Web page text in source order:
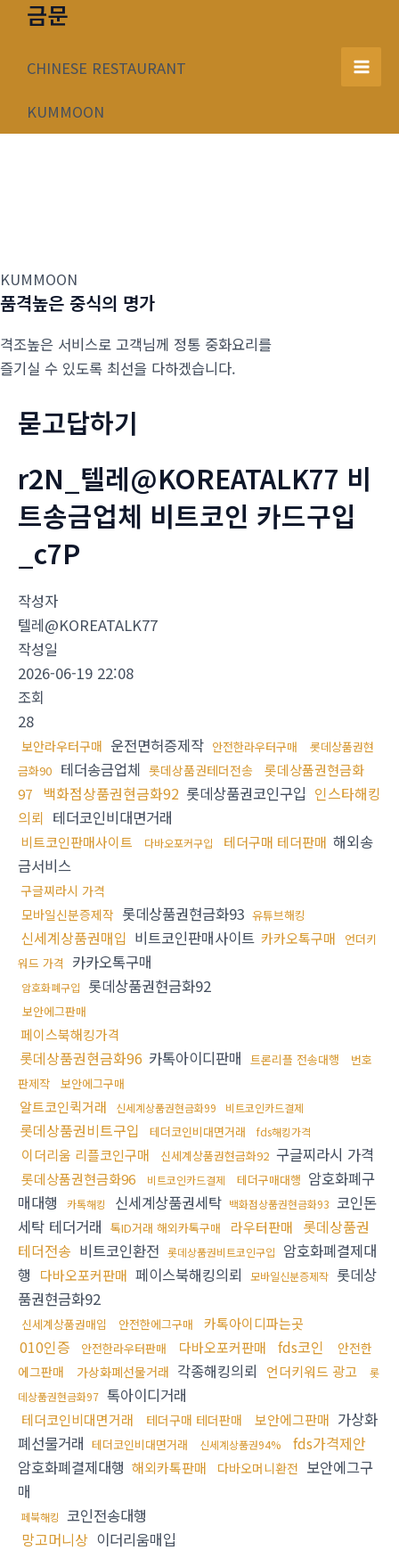
너
금문
CHINESE RESTAURANT
KUMMOON
Main
KUMMOON
품격높은 중식의 명가
격조높은 서비스로 고객님께 정통 중화요리를
즐기실 수 있도록 최선을 다하겠습니다.
묻고답하기
r2N_텔레@KOREATALK77 비
트송금업체 비트코인 카드구입
_c7P
작성자
텔레@KOREATALK77
작성일
2026-06-19 22:08
조회
28
보안라우터구매 운전면허증제작 안전한라우터구매
롯데상품권현
금화90 테더송금업체 롯데상품권테더전송
롯데상품권현금화
97
백화점상품권현금화92 롯데상품권코인구입 인스타해킹
의뢰 테더코인비대면거래
비트코인판매사이트 다바오포커구입 테더구매 테더판매 해외송
금서비스
구글찌라시 가격
모바일신분증제작 롯데상품권현금화93 유튜브해킹
신세계상품권매입 비트코인판매사이트 카카오톡구매
언더키
워드 가격
카카오톡구매
암호화폐구입 롯데상품권현금화92
보안에그판매
페이스북해킹가격
롯데상품권현금화96 카톡아이디판매 트론리플 전송대행
번호
판제작
보안에그구매
알트코인퀵거래 신세계상품권현금화99 비트코인카드결제
롯데상품권비트구입 테더코인비대면거래 fds해킹가격
이더리움 리플코인구매 신세계상품권현금화92 구글찌라시 가격
롯데상품권현금화96 비트코인카드결제 테더구매대행 암호화폐구
매대행
카톡해킹 신세계상품권세탁 백화점상품권현금화93 코인돈
세탁 테더거래 톡ID거래 해외카톡구매 라우터판매
롯데상품권
테더전송 비트코인환전 롯데상품권비트코인구입
암호화폐결제대
행
다바오포커판매 페이스북해킹의뢰 모바일신분증제작 롯데상
품권현금화92
신세계상품권매입 안전한에그구매 카톡아이디파는곳
010인증 안전한라우터판매 다바오포커판매 fds코인
안전한
에그판매
가상화폐선물거래 각종해킹의뢰 언더키워드 광고
롯
데상품권현금화97 톡아이디거래
테더코인비대면거래 테더구매 테더판매 보안에그판매 가상화
폐선물거래 테더코인비대면거래 신세계상품권94%
fds가격제안
암호화폐결제대행 해외카톡판매 다바오머니환전 보안에그구
매
페북해킹 코인전송대행
망고머니상 이더리움매입